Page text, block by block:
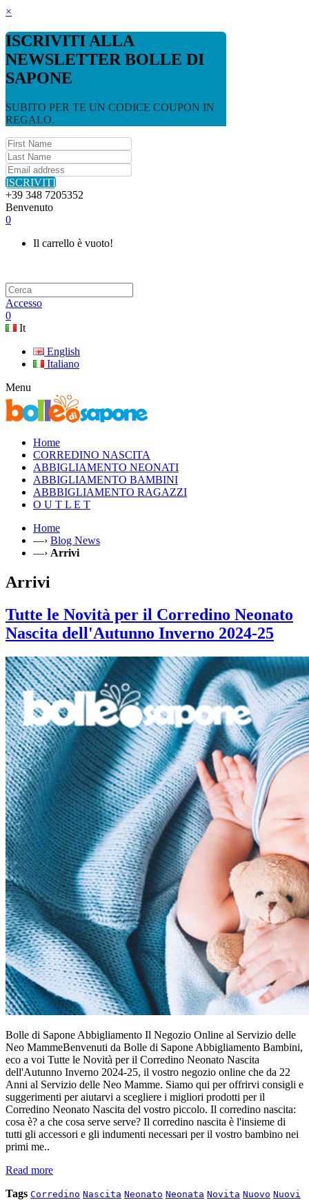
×
ISCRIVITI ALLA
NEWSLETTER BOLLE DI
SAPONE
SUBITO PER TE UN CODICE COUPON IN
REGALO.
ISCRIVITI
+39 348 7205352
Benvenuto
0
Il carrello è vuoto!
Accesso
0
It
English
Italiano
Menu
Home
CORREDINO NASCITA
ABBIGLIAMENTO NEONATI
ABBIGLIAMENTO BAMBINI
ABBBIGLIAMENTO RAGAZZI
O U T L E T
Home
—› Blog News
—› Arrivi
Arrivi
Tutte le Novità per il Corredino Neonato
Nascita dell'Autunno Inverno 2024-25
Bolle di Sapone Abbigliamento Il Negozio Online al Servizio delle
Neo MammeBenvenuti da Bolle di Sapone Abbigliamento Bambini,
eco a voi Tutte le Novità per il Corredino Neonato Nascita
dell'Autunno Inverno 2024-25, il vostro negozio online che da 22
Anni al Servizio delle Neo Mamme. Siamo qui per offrirvi consigli e
suggerimenti per aiutarvi a scegliere i migliori prodotti per il
Corredino Neonato Nascita del vostro piccolo. Il corredino nascita:
cosa è? a che cosa serve serve? Il corredino nascita è l'insieme di
tutti gli accessori e gli indumenti necessari per il vostro bambino nei
primi me..
Read more
Tags Corredino Nascita Neonato Neonata Novita Nuovo Nuovi